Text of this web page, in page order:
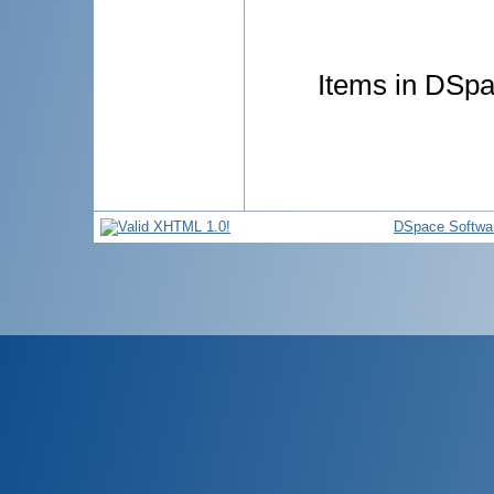
Items in
DSpace